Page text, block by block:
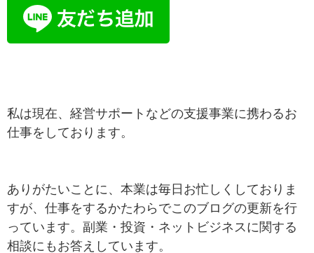
私は現在、経営サポートなどの支援事業に携わるお
仕事をしております。
ありがたいことに、本業は毎日お忙しくしておりま
すが、仕事をするかたわらでこのブログの更新を行
っています。副業・投資・ネットビジネスに関する
相談にもお答えしています。